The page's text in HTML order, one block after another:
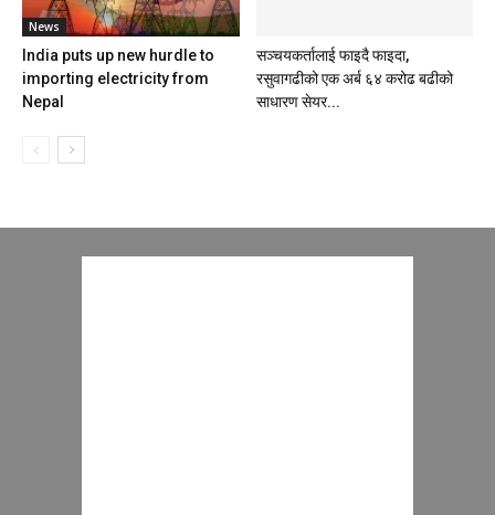
News
India puts up new hurdle to
importing electricity from
Nepal
सञ्चयकर्तालाई फाइदै फाइदा,
रसुवागढीको एक अर्ब ६४ करोढ बढीको
साधारण सेयर...